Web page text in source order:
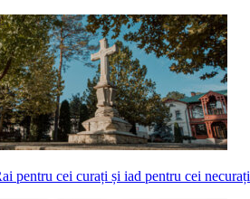
pentru cei curați și iad pentru cei necurați